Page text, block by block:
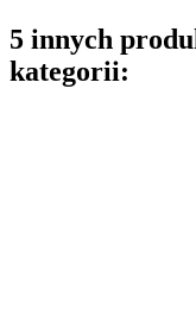
5 innych
kategorii: